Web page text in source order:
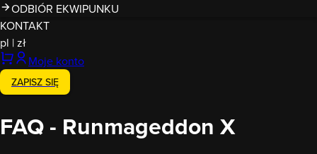
ODBIÓR EKWIPUNKU
KONTAKT
pl |zł
Moje konto
ZAPISZ SIĘ
FAQ - Runmageddon X